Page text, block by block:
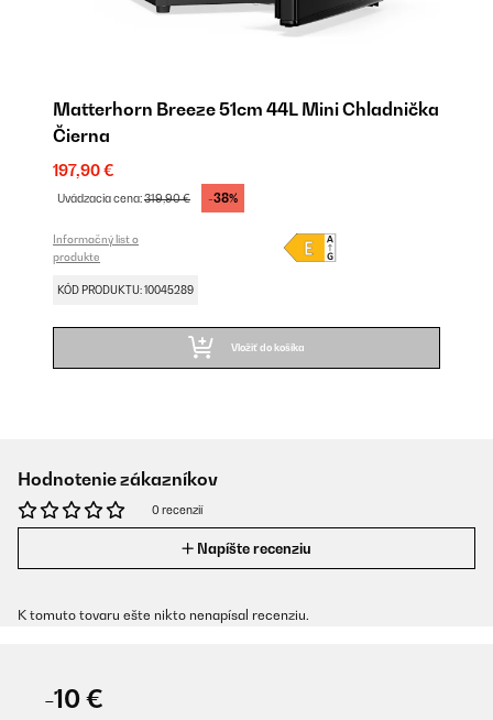
Matterhorn Breeze 51cm 44L Mini Chladnička
Čierna
197,90 €
Uvádzacia cena:319,90 € -38%
Informačný list o
produkte
KÓD PRODUKTU: 10045289
Vložiť do košíka
Hodnotenie zákazníkov
0 recenzií
Napíšte recenziu
K tomuto tovaru ešte nikto nenapísal recenziu.
-10 €